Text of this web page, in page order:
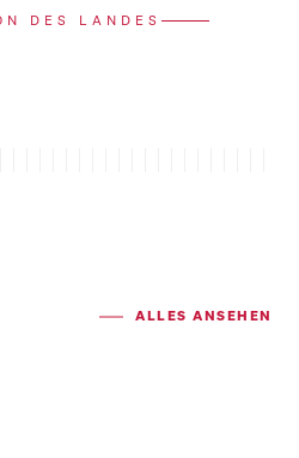
DES LANDES
ALLES ANSEHEN